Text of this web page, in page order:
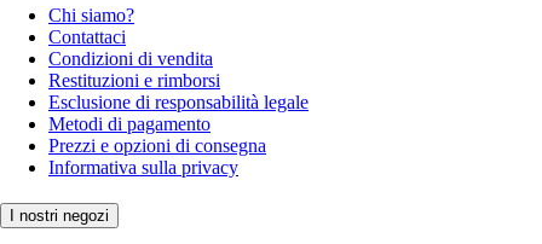
Chi siamo?
Contattaci
Condizioni di vendita
Restituzioni e rimborsi
Esclusione di responsabilità legale
Metodi di pagamento
Prezzi e opzioni di consegna
Informativa sulla privacy
I nostri negozi